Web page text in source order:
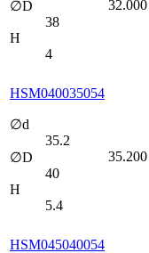
∅D
38
H
4
32.000
HSM040035054
∅d
35.2
∅D
40
H
5.4
35.200
HSM045040054